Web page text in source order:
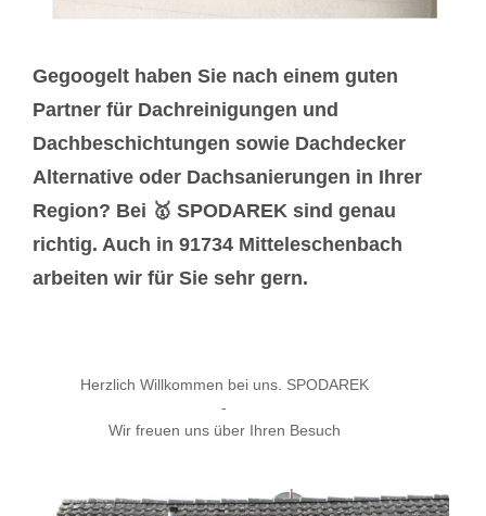
Gegoogelt haben Sie nach einem guten
Partner für Dachreinigungen und
Dachbeschichtungen sowie Dachdecker
Alternative oder Dachsanierungen in Ihrer
Region? Bei 🥇 SPODAREK sind genau
richtig. Auch in 91734 Mitteleschenbach
arbeiten wir für Sie sehr gern.
Herzlich Willkommen bei uns. SPODAREK
-
Wir freuen uns über Ihren Besuch